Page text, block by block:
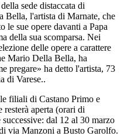
sede distaccata di
Bella, l'artista di Marnate, che
le sue opere davanti a Papa
della sua scomparsa. Nei
delle opere a carattere
Mario Della Bella, ha
pregare» ha detto l'artista, 73
di Varese..
filiali di Castano Primo e
aperta (orari di
dal 12 al 30 marzo
via Manzoni a Busto Garolfo.